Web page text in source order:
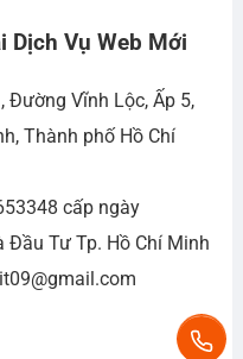
Dịch Vụ Web Mới
Đường Vĩnh Lộc, Ấp 5,
Thành phố Hồ Chí
cấp ngày
Tư Tp. Hồ Chí Minh